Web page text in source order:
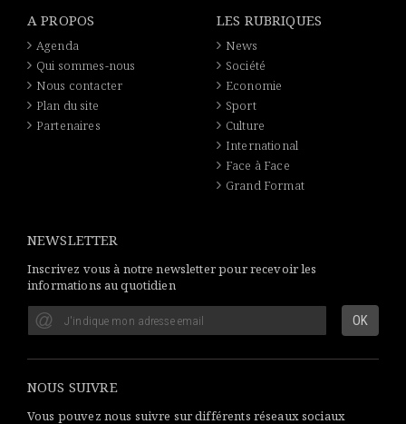
A PROPOS
Agenda
Qui sommes-nous
Nous contacter
Plan du site
Partenaires
LES RUBRIQUES
News
Société
Economie
Sport
Culture
International
Face à Face
Grand Format
NEWSLETTER
Inscrivez vous à notre newsletter pour recevoir les
informations au quotidien
NOUS SUIVRE
Vous pouvez nous suivre sur différents réseaux sociaux